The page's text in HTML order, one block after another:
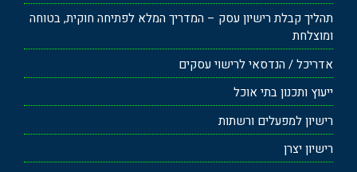
תהליך קבלת רישיון עסק – המדריך המלא לפתיחה חוקית, בטוחה
ומוצלחת
אדריכל / הנדסאי לרישוי עסקים
ייעוץ ותכנון בתי אוכל
רישיון למפעלים ורשתות
רישיון יצרן